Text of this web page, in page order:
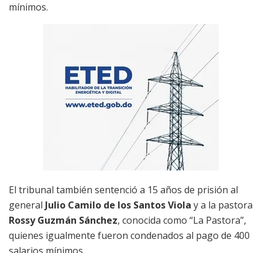
mínimos.
El tribunal también sentenció a 15 años de prisión al
general Julio Camilo de los Santos Viola y a la pastora
Rossy Guzmán Sánchez, conocida como “La Pastora”,
quienes igualmente fueron condenados al pago de 400